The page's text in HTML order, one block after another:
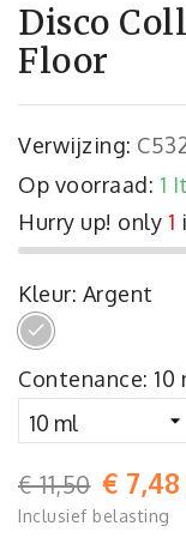
Disco
Floor
Verwijzing:
Op voorraad: 1
Hurry up! only 1
Kleur: Argent
Argent
Contenance: 10
€ 11,50 € 7,48
Inclusief belasting